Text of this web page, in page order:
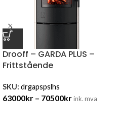
Drooff – GARDA PLUS –
Frittstående
SKU: drgapspslhs
63000kr – 70500krink. mva